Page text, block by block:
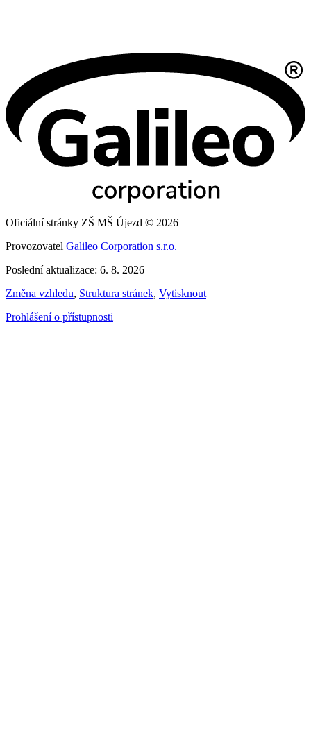
Oficiální stránky ZŠ MŠ Újezd © 2026
Provozovatel Galileo Corporation s.r.o.
Poslední aktualizace: 6. 8. 2026
Změna vzhledu, Struktura stránek, Vytisknout
Prohlášení o přístupnosti